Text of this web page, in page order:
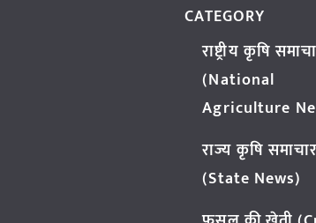
CATEGORY
राष्ट्रीय कृषि
(National
Agriculture
राज्य कृषि समाचार
(State News)